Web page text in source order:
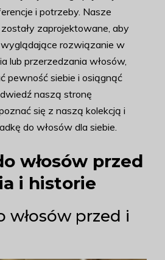
i potrzeby. Nasze
zaprojektowane, aby
rozwiązanie w
lub przerzedzania włosów,
pewność siebie i osiągnąć
naszą stronę
się z naszą kolekcją i
do włosów dla siebie.
włosów przed
i historie
włosów przed i